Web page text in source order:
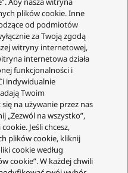
zapytań dotyczących
plików cookie. Inne
od podmiotów
za Twoją zgodą
witryny internetowej,
internetowa działa
funkcjonalności i
indywidualnie
Twoim
na używanie przez nas
„Zezwól na wszystko”,
Jeśli chcesz,
plików cookie, kliknij
cookie według
cookie”. W każdej chwili